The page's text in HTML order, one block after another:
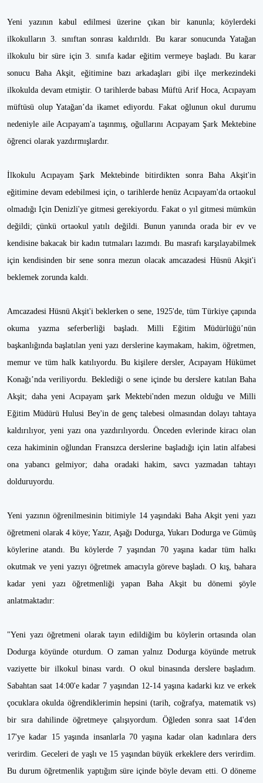
Yeni yazının kabul edilmesi üzerine çıkan bir kanunla; köylerdeki
ilkokulların 3. sınıftan sonrası kaldırıldı. Bu karar sonucunda Yatağan
ilkokulu bir süre için 3. sınıfa kadar eğitim vermeye başladı. Bu karar
sonucu Baha Akşit, eğitimine bazı arkadaşları gibi ilçe merkezindeki
ilkokulda devam etmiştir. O tarihlerde babası Müftü Arif Hoca, Acıpayam
müftüsü olup Yatağan’da ikamet ediyordu. Fakat oğlunun okul durumu
nedeniyle aile Acıpayam'a taşınmış, oğullarını Acıpayam Şark Mektebine
öğrenci olarak yazdırmışlardır.
İlkokulu Acıpayam Şark Mektebinde bitirdikten sonra Baha Akşit'in
eğitimine devam edebilmesi için, o tarihlerde henüz Acıpayam'da ortaokul
olmadığı Için Denizli'ye gitmesi gerekiyordu. Fakat o yıl gitmesi mümkün
değildi; çünkü ortaokul yatılı değildi. Bunun yanında orada bir ev ve
kendisine bakacak bir kadın tutmaları lazımdı. Bu masrafı karşılayabilmek
için kendisinden bir sene sonra mezun olacak amcazadesi Hüsnü Akşit'i
beklemek zorunda kaldı.
Amcazadesi Hüsnü Akşit'i beklerken o sene, 1925'de, tüm Türkiye çapında
okuma yazma seferberliği başladı. Milli Eğitim Müdürlüğü’nün
başkanlığında başlatılan yeni yazı derslerine kaymakam, hakim, öğretmen,
memur ve tüm halk katılıyordu. Bu kişilere dersler, Acıpayam Hükümet
Konağı’nda veriliyordu. Beklediği o sene içinde bu derslere katılan Baha
Akşit; daha yeni Acıpayam şark Mektebi'nden mezun olduğu ve Milli
Eğitim Müdürü Hulusi Bey'in de genç talebesi olmasından dolayı tahtaya
kaldırılıyor, yeni yazı ona yazdırılıyordu. Önceden evlerinde kiracı olan
ceza hakiminin oğlundan Fransızca derslerine başladığı için latin alfabesi
ona yabancı gelmiyor; daha oradaki hakim, savcı yazmadan tahtayı
dolduruyordu.
Yeni yazının öğrenilmesinin bitimiyle 14 yaşındaki Baha Akşit yeni yazı
öğretmeni olarak 4 köye; Yazır, Aşağı Dodurga, Yukarı Dodurga ve Gümüş
köylerine atandı. Bu köylerde 7 yaşından 70 yaşına kadar tüm halkı
okutmak ve yeni yazıyı öğretmek amacıyla göreve başladı. O kış, bahara
kadar yeni yazı öğretmenliği yapan Baha Akşit bu dönemi şöyle
anlatmaktadır:
"Yeni yazı öğretmeni olarak tayın edildiğim bu köylerin ortasında olan
Dodurga köyünde oturdum. O zaman yalnız Dodurga köyünde metruk
vaziyette bir ilkokul binası vardı. O okul binasında derslere başladım.
Sabahtan saat 14:00'e kadar 7 yaşından 12-14 yaşına kadarki kız ve erkek
çocuklara okulda öğrendiklerimin hepsini (tarih, coğrafya, matematik vs)
bir sıra dahilinde öğretmeye çalışıyordum. Öğleden sonra saat 14'den
17'ye kadar 15 yaşında insanlarla 70 yaşına kadar olan kadınlara ders
verirdim. Geceleri de yaşlı ve 15 yaşından büyük erkeklere ders verirdim.
Bu durum öğretmenlik yaptığım süre içinde böyle devam etti. O döneme